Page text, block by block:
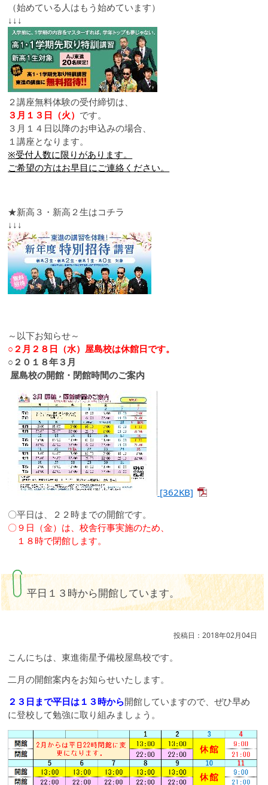
（始めている人はもう始めています）
↓↓↓
２講座無料体験の受付締切は、
３月１３日（火） です。
３月１４日以降のお申込みの場合、
１講座となります。
※受付人数に限りがあります。
ご希望の方はお早目にご連絡ください。
★新高３・新高２生はコチラ
↓↓↓
～以下お知らせ～
○２月２８日（水）屋島校は休館日です。
○２０１８年３月
屋島校の開館・閉館時間のご案内
[362KB]
〇平日は、２２時までの開館です。
〇９日（金）は、校舎行事実施のため、
１８時で閉館します。
平日１３時から開館しています。
投稿日：2018年02月04日
こんにちは、東進衛星予備校屋島校です。
二月の開館案内をお知らせいたします。
２３日まで平日は１３時から開館していますので、ぜひ早め
に登校して勉強に取り組みましょう。